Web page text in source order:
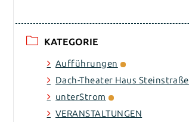
KATEGORIE
Aufführungen
Dach-Theater Haus Steinstraße
unterStrom
VERANSTALTUNGEN